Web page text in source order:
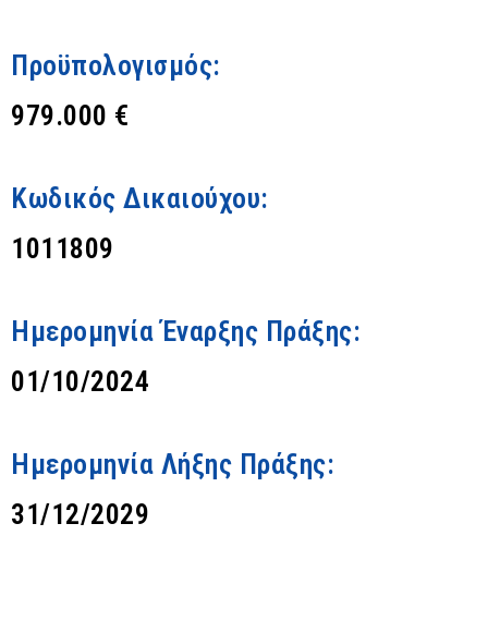
Προϋπολογισμός:
979.000 €
Κωδικός Δικαιούχου:
1011809
Ημερομηνία Έναρξης Πράξης:
01/10/2024
Ημερομηνία Λήξης Πράξης:
31/12/2029